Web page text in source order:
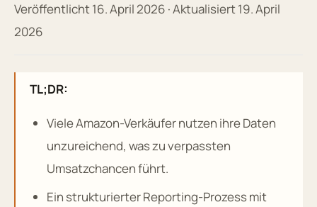
Veröffentlicht 16. April 2026 · Aktualisiert 19. April
2026
TL;DR:
Viele Amazon-Verkäufer nutzen ihre Daten
unzureichend, was zu verpassten
Umsatzchancen führt.
Ein strukturierter Reporting-Prozess mit